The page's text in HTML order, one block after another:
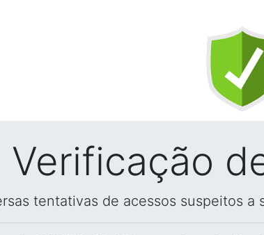
Verificação
tentativas de acessos suspeitos a